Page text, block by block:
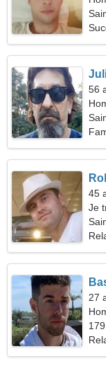
56
45
Je
27